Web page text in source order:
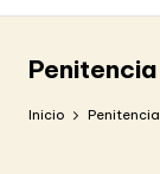
Penitencia
Inicio Penitencia